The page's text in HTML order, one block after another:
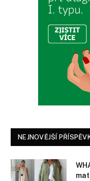
NEJNOVĚJŠÍ